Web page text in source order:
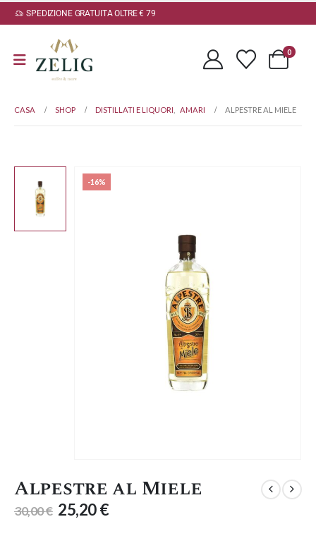
SPEDIZIONE GRATUITA OLTRE € 79
0
CASA SHOP DISTILLATI E LIQUORI AMARI ALPESTRE AL MIELE
-16%
Alpestre al Miele
30,00€ 25,20€